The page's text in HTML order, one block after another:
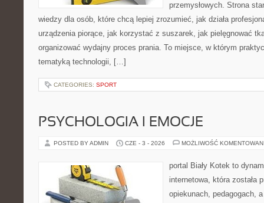
przemysłowych. Strona
wiedzy dla osób, które chcą lepiej zrozumieć, jak działa
urządzenia piorące, jak korzystać z suszarek, jak pielęgnować
organizować wydajny proces prania. To miejsce, w którym
tematyką technologii, […]
CATEGORIES: SPORT
PSYCHOLOGIA I EMOCJE
POSTED BY ADMIN CZE - 3 - 2026 MOŻLIWOŚĆ
portal Biały Kotek to
internetowa, która została
opiekunach, pedagogach,